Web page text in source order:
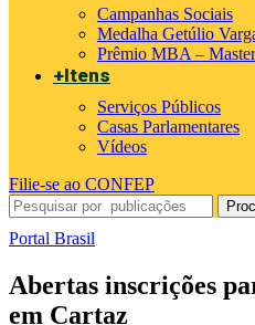
Campanhas Sociais
Medalha Getúlio
Prêmio MBA –
+Itens
Serviços Públicos
Casas Parlamentares
Vídeos
Filie-se ao CONFEP
Portal Brasil
Abertas inscrições
em Cartaz